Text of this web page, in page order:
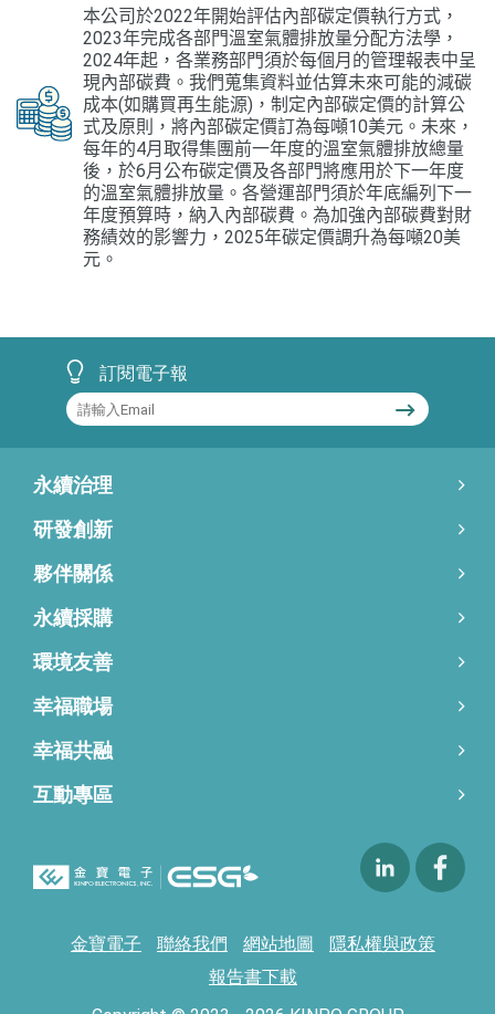
本公司於2022年開始評估內部碳定價執行方式，
2023年完成各部門溫室氣體排放量分配方法學，
2024年起，各業務部門須於每個月的管理報表中呈
現內部碳費。我們蒐集資料並估算未來可能的減碳
成本(如購買再生能源)，制定內部碳定價的計算公
式及原則，將內部碳定價訂為每噸10美元。未來，
每年的4月取得集團前一年度的溫室氣體排放總量
後，於6月公布碳定價及各部門將應用於下一年度
的溫室氣體排放量。各營運部門須於年底編列下一
年度預算時，納入內部碳費。為加強內部碳費對財
務績效的影響力，2025年碳定價調升為每噸20美
元。